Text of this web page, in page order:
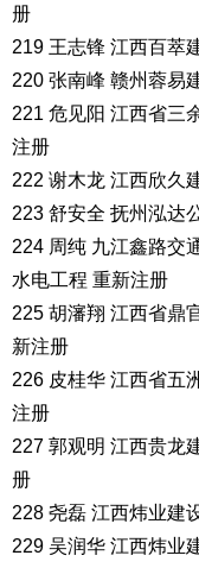
册
219 王志锋 江西百萃
220 张南峰 赣州蓉易
221 危见阳 江西省三
注册
222 谢木龙 江西欣久
223 舒安全 抚州泓达
224 周纯 九江鑫路交
水电工程 重新注册
225 胡瀋翔 江西省鼎
新注册
226 皮桂华 江西省五
注册
227 郭观明 江西贵龙
册
228 尧磊 江西炜业建
229 吴润华 江西炜业